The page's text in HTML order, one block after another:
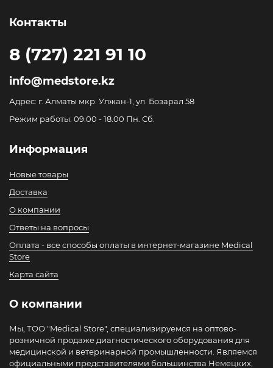
Контакты
8 (727) 221 91 10
info@medstore.kz
Адрес: г. Алматы мкр. Улжан-1, ул. Бозарал 58
Режим работы: 09.00 - 18.00 Пн. Сб.
Информация
Новые товары
Доставка
О компании
Ответы на вопросы
Оплата - все способы оплаты в интернет-магазине Medical
Store
Карта сайта
О компании
Мы, ТОО "Medical Store", специализируемся на оптово-
розничной продаже диагностического оборудования для
медицинской и ветеринарной промышленности. Являемся
официальными представителями большинства Немецких,